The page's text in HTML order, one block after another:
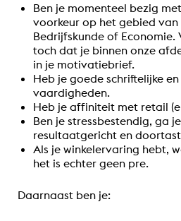
Ben je momenteel bezig
voorkeur op het gebied
Bedrijfskunde of Economie.
toch dat je binnen onze
in je motivatiebrief.
Heb je goede schriftelijke
vaardigheden.
Heb je affiniteit met retail
Ben je stressbestendig, ga
resultaatgericht en
Als je winkelervaring hebt,
het is echter geen pre.
Daarnaast ben je: